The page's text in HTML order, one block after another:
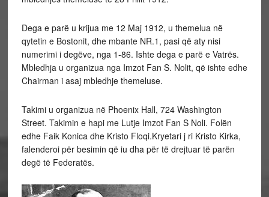
Dega e parë u krijua me 12 Maj 1912, u themelua në
qytetin e Bostonit, dhe mbante NR.1, pasi që aty nisi
numerimi i degëve, nga 1-86. Ishte dega e parë e Vatrës.
Mbledhja u organizua nga Imzot Fan S. Nolit, që ishte edhe
Chairman i asaj mbledhje themeluse.
Takimi u organizua në Phoenix Hall, 724 Washington
Street. Takimin e hapi me Lutje Imzot Fan S Noli. Folën
edhe Faik Konica dhe Kristo Floqi.Kryetari j ri Kristo Kirka,
falenderoi për besimin që iu dha për të drejtuar të parën
degë të Federatës.